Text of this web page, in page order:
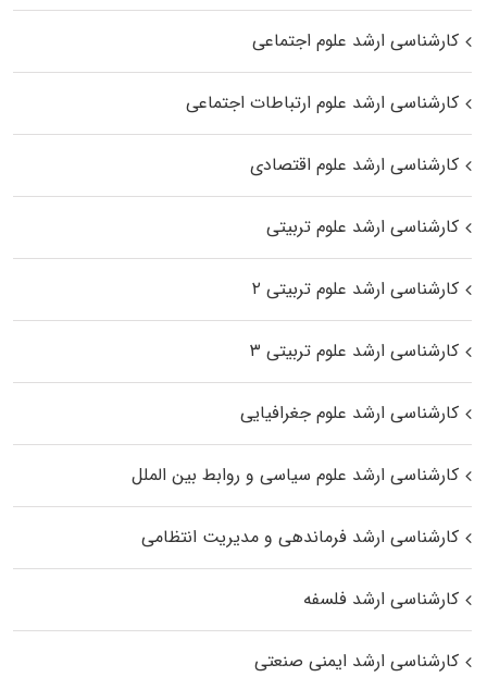
کارشناسی ارشد علوم اجتماعی
کارشناسی ارشد علوم ارتباطات اجتماعی
کارشناسی ارشد علوم اقتصادی
کارشناسی ارشد علوم تربیتی
کارشناسی ارشد علوم تربیتی ۲
کارشناسی ارشد علوم تربیتی ۳
کارشناسی ارشد علوم جغرافیایی
کارشناسی ارشد علوم سیاسی و روابط بین الملل
کارشناسی ارشد فرماندهی و مدیریت انتظامی
کارشناسی ارشد فلسفه
کارشناسی ارشد ایمنی صنعتی